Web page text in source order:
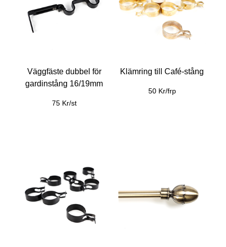
Väggfäste dubbel för
gardinstång 16/19mm
75 Kr/st
Klämring till Café-stång
50 Kr/frp